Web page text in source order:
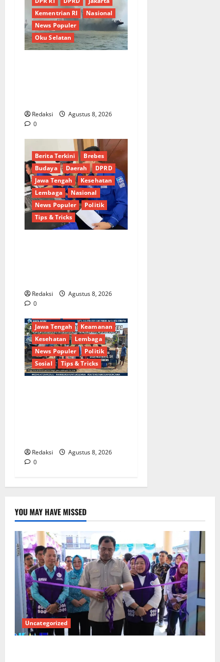
Kementrian RI
Nasional
News Populer
Oku Selatan
Redaksi
Agustus 8, 2026
0
Berita Terkini
Brebes
Budaya
Daerah
DPRD
Jawa Tengah
Kesehatan
Lembaga
Nasional
News Populer
Politik
Tips & Tricks
Redaksi
Agustus 8, 2026
0Berita Terkini
Jawa Tengah
Keamanan
Kesehatan
Lembaga
News Populer
Politik
Sosial
Tips & Tricks
Redaksi
Agustus 8, 2026
0
YOU MAY HAVE MISSED
Uncategorized